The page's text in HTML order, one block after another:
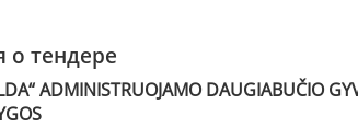
тендере
ADMINISTRUOJAMO DAUGIABUČIO